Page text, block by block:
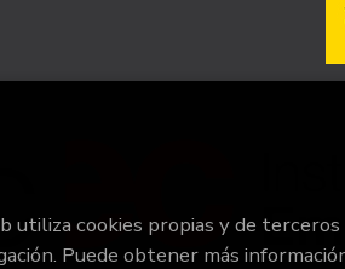
utiliza cookies propias y de
Puede obtener más